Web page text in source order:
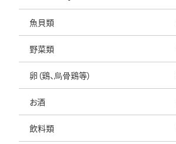
魚貝類
野菜類
卵（鶏、烏骨鶏等）
お酒
飲料類